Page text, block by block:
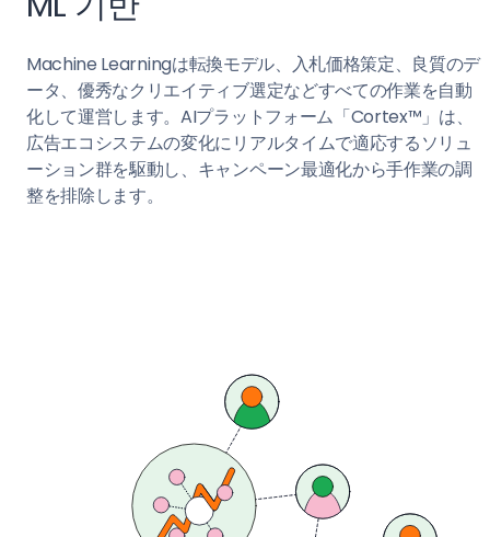
Machine Learningは転換モデル、入札価格策定、良質のデ
ータ、優秀なクリエイティブ選定などすべての作業を自動
化して運営します。AIプラットフォーム「Cortex™」は、
広告エコシステムの変化にリアルタイムで適応するソリュ
ーション群を駆動し、キャンペーン最適化から手作業の調
整を排除します。